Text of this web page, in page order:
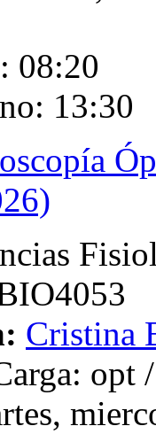
08:20
13:30
Cristina
opt